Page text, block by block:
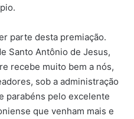
parte desta premiação.
Santo Antônio de Jesus,
recebe muito bem a nós,
sob a administração
parabéns pelo excelente
que venham mais e